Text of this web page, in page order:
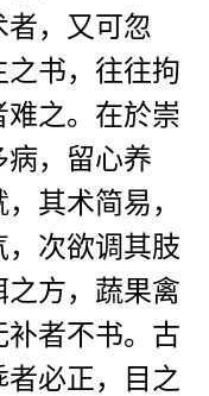
，又可忽
书，往往拘
之。在於崇
病，留心养
其术简易，
次欲调其肢
方，蔬果禽
者不书。古
必正，目之